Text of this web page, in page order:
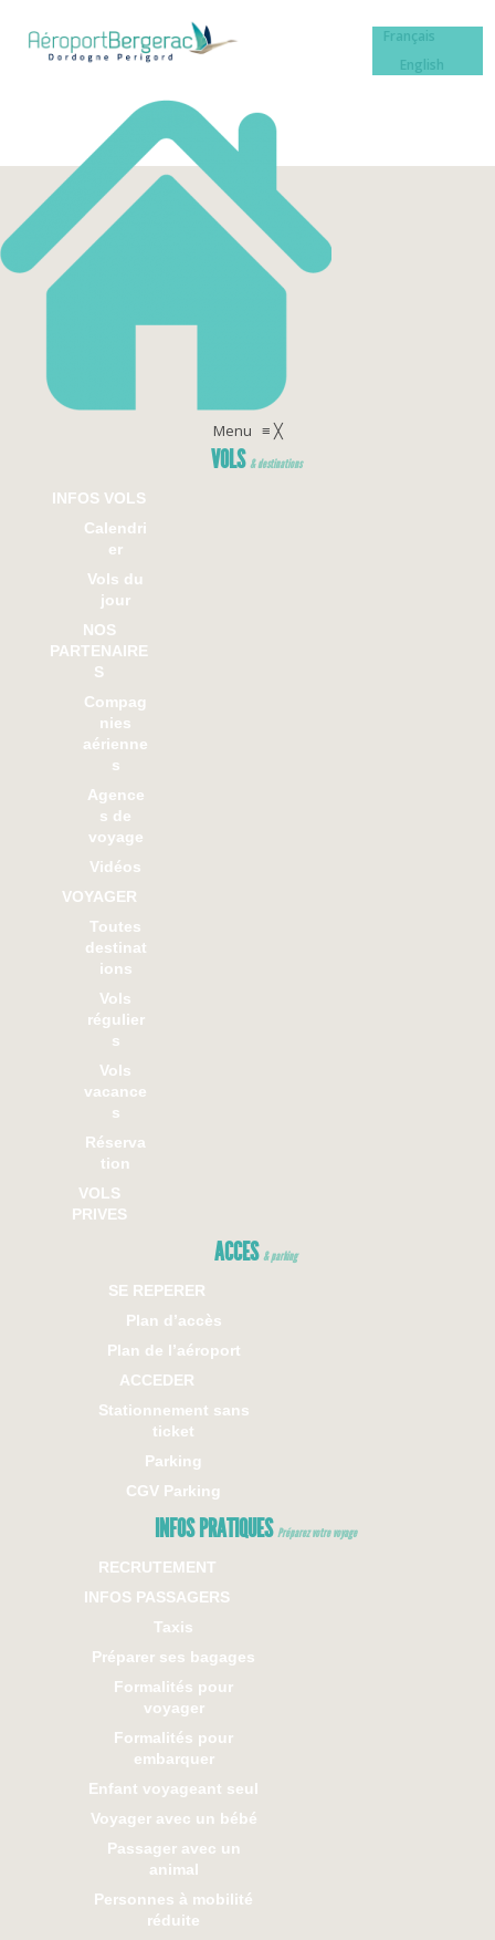
Français
English
Menu ≡╳
VOLS & destinations
INFOS VOLS
Calendri
er
Vols du
jour
NOS
PARTENAIRE
S
Compag
nies
aérienne
s
Agence
s de
voyage
Vidéos
VOYAGER
Toutes
destinat
ions
Vols
régulier
s
Vols
vacance
s
Réserva
tion
VOLS
PRIVES
ACCES & parking
SE REPERER
Plan d’accès
Plan de l’aéroport
ACCEDER
Stationnement sans
ticket
Parking
CGV Parking
INFOS PRATIQUES Préparez votre voyage
RECRUTEMENT
INFOS PASSAGERS
Taxis
Préparer ses bagages
Formalités pour
voyager
Formalités pour
embarquer
Enfant voyageant seul
Voyager avec un bébé
Passager avec un
animal
Personnes à mobilité
réduite